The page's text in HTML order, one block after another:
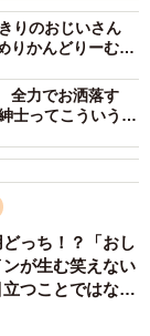
」はいつでも
頑固なところ
な様子でした
会釈していま
手だと思うの
ごくうれしか
りのおじいさん
かんどりーむみ
全力でお洒落す
士ってこういう
っち！？「おし
が生む笑えない
つことではな